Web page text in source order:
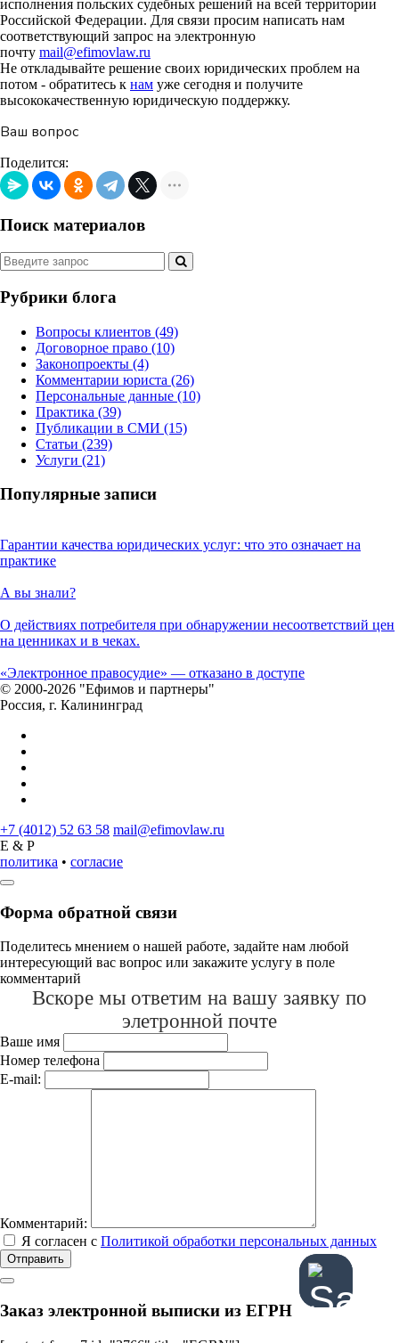
исполнения польских судебных решений на всей территории
Российской Федерации. Для связи просим написать нам
соответствующий запрос на электронную
почту mail@efimovlaw.ru
Не откладывайте решение своих юридических проблем на
потом - обратитесь к нам уже сегодня и получите
высококачественную юридическую поддержку.
Ваш вопрос
Поделится:
Поиск материалов
Рубрики блога
Вопросы клиентов (49)
Договорное право (10)
Законопроекты (4)
Комментарии юриста (26)
Персональные данные (10)
Практика (39)
Публикации в СМИ (15)
Статьи (239)
Услуги (21)
Популярные записи
Гарантии качества юридических услуг: что это означает на
практике
А вы знали?
О действиях потребителя при обнаружении несоответствий цен
на ценниках и в чеках.
«Электронное правосудие» — отказано в доступе
© 2000-2026 "Ефимов и партнеры"
Россия, г. Калининград
+7 (4012) 52 63 58 mail@efimovlaw.ru
E & P
политика • согласие
Форма обратной связи
Поделитесь мнением о нашей работе, задайте нам любой
интересующий вас вопрос или закажите услугу в поле
комментарий
Вскоре мы ответим на вашу заявку по
элетронной почте
Ваше имя
Номер телефона
E-mail:
Комментарий:
Я согласен с Политикой обработки персональных данных
Отправить
Заказ электронной выписки из ЕГРН